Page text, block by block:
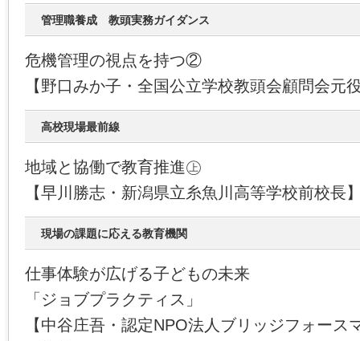
管理職養成 教頭実務ガイダンス
危機管理の視点を持つ②
【野口みか子・全国公立学校教頭会顧問会元
高校現場最前線
地域と協働で教育推進㊤
【早川勝志・新潟県立糸魚川高等学校前校長
現場の課題に応える教育機関
仕事体験が広げる子どもの未来
「ジョブプラクティス」
【中谷庄吾・認定NPO法人ブリッジフォース